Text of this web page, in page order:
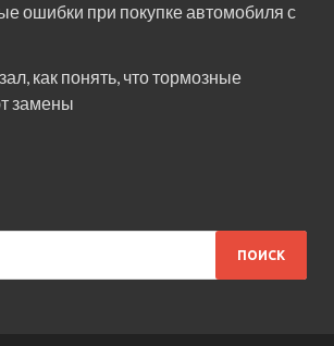
ошибки при покупке автомобиля с
как понять, что тормозные
замены